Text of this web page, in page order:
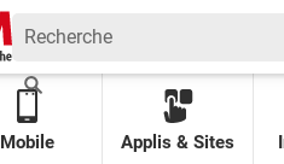
Mobile Applis & Sites